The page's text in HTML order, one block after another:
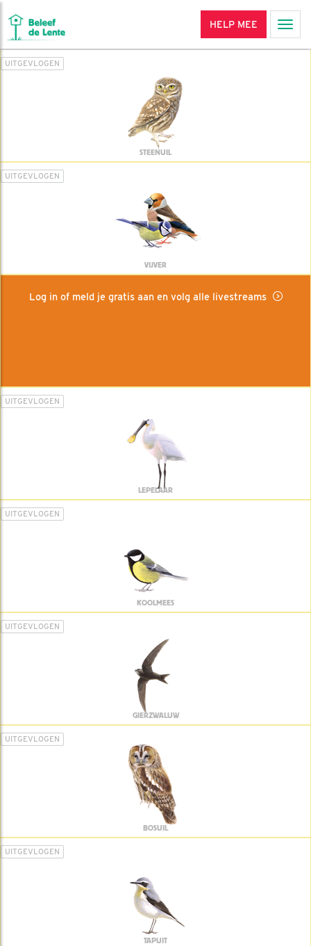
HELP MEE
UITGEVLOGEN
STEENUIL
UITGEVLOGEN
VIJVER
Log in of meld je gratis aan en volg alle livestreams
UITGEVLOGEN
LEPELAAR
UITGEVLOGEN
KOOLMEES
UITGEVLOGEN
GIERZWALUW
UITGEVLOGEN
BOSUIL
UITGEVLOGEN
TAPUIT